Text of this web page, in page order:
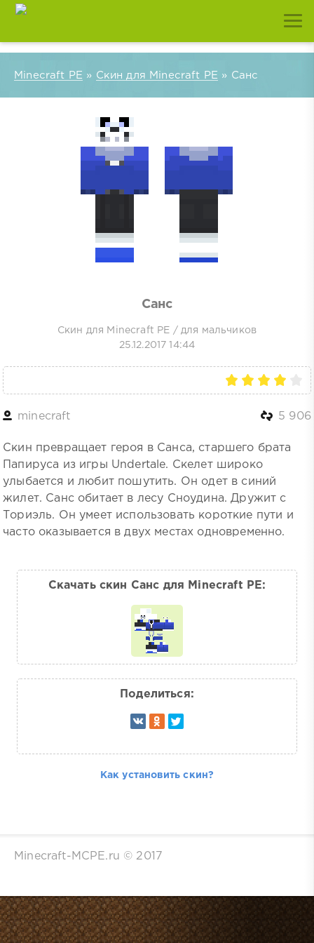
Minecraft PE » Скин для Minecraft PE » Санс
Санс
Скин для Minecraft PE / для мальчиков
25.12.2017 14:44
minecraft 5 906
Скин превращает героя в Санса, старшего брата
Папируса из игры Undertale. Скелет широко
улыбается и любит пошутить. Он одет в синий
жилет. Санс обитает в лесу Сноудина. Дружит с
Ториэль. Он умеет использовать короткие пути и
часто оказывается в двух местах одновременно.
Скачать скин Санс для Minecraft PE:
Поделиться:
Как установить скин?
Minecraft-MCPE.ru © 2017